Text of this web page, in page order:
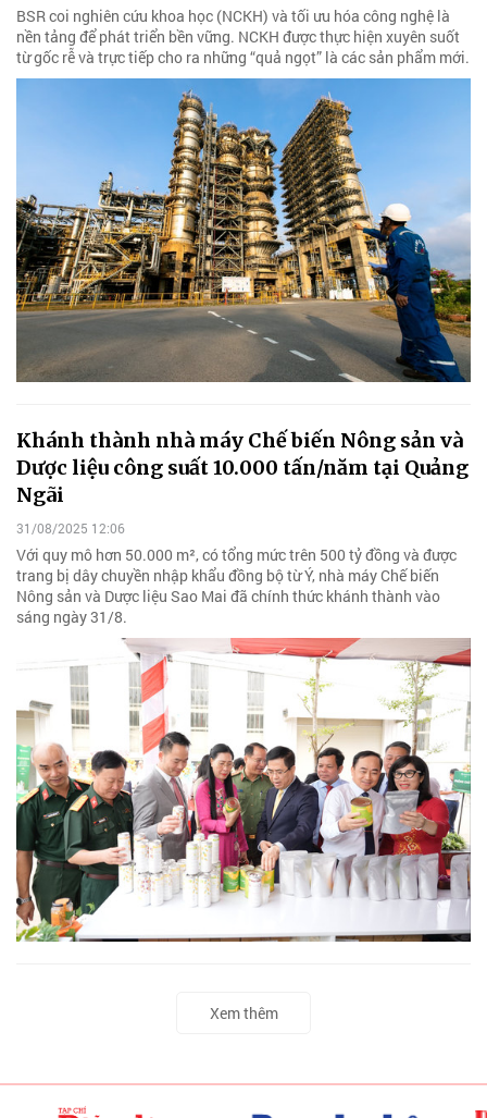
BSR coi nghiên cứu khoa học (NCKH) và tối ưu hóa công nghệ là
nền tảng để phát triển bền vững. NCKH được thực hiện xuyên suốt
từ gốc rễ và trực tiếp cho ra những “quả ngọt” là các sản phẩm mới.
Khánh thành nhà máy Chế biến Nông sản và
Dược liệu công suất 10.000 tấn/năm tại Quảng
Ngãi
31/08/2025 12:06
Với quy mô hơn 50.000 m², có tổng mức trên 500 tỷ đồng và được
trang bị dây chuyền nhập khẩu đồng bộ từ Ý, nhà máy Chế biến
Nông sản và Dược liệu Sao Mai đã chính thức khánh thành vào
sáng ngày 31/8.
Xem thêm